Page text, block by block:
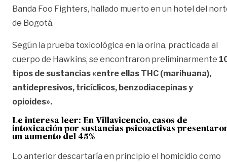
Banda Foo Fighters, hallado muerto en un hotel del
de Bogotá.
Según la prueba toxicológica en la orina, practicada al
cuerpo de Hawkins, se encontraron preliminarmente
tipos de sustancias «entre ellas THC (marihuana),
antidepresivos, tricíclicos, benzodiacepinas y
opioides».
Le interesa leer: En Villavicencio, casos de
intoxicación por sustancias psicoactivas
un aumento del 45%
Lo anterior descartaría en principio el homicidio como